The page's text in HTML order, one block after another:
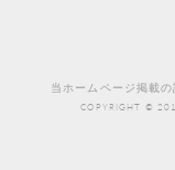
当ホームページ掲載
COPYRIGHT ©